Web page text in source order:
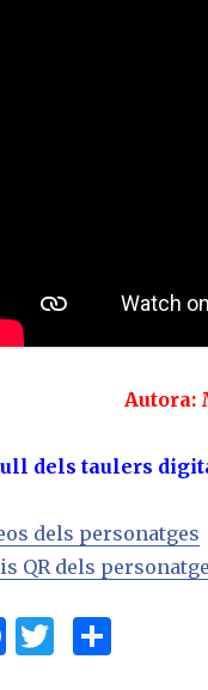
Autora:
dels taulers
dels personatges
QR dels
F T
C